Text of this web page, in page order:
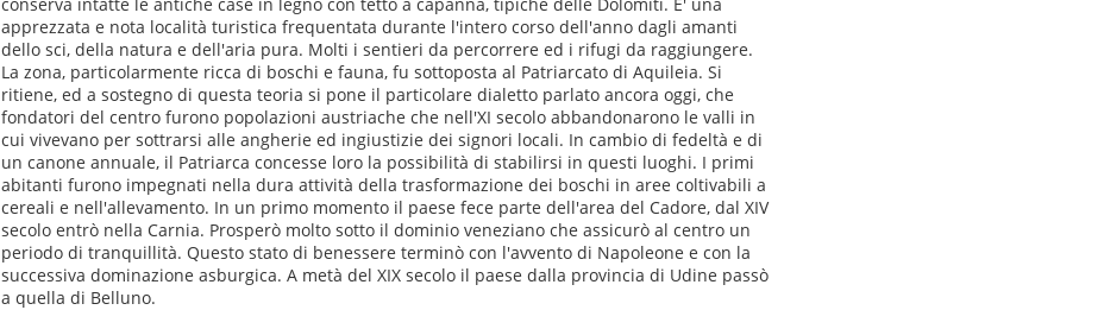
apprezzata e nota località turistica frequentata durante l'intero corso dell'anno dagli amanti
dello sci, della natura e dell'aria pura. Molti i sentieri da percorrere ed i rifugi da raggiungere.
La zona, particolarmente ricca di boschi e fauna, fu sottoposta al Patriarcato di Aquileia. Si
ritiene, ed a sostegno di questa teoria si pone il particolare dialetto parlato ancora oggi, che
fondatori del centro furono popolazioni austriache che nell'XI secolo abbandonarono le valli in
cui vivevano per sottrarsi alle angherie ed ingiustizie dei signori locali. In cambio di fedeltà e di
un canone annuale, il Patriarca concesse loro la possibilità di stabilirsi in questi luoghi. I primi
abitanti furono impegnati nella dura attività della trasformazione dei boschi in aree coltivabili a
cereali e nell'allevamento. In un primo momento il paese fece parte dell'area del Cadore, dal XIV
secolo entrò nella Carnia. Prosperò molto sotto il dominio veneziano che assicurò al centro un
periodo di tranquillità. Questo stato di benessere terminò con l'avvento di Napoleone e con la
successiva dominazione asburgica. A metà del XIX secolo il paese dalla provincia di Udine passò
a quella di Belluno.